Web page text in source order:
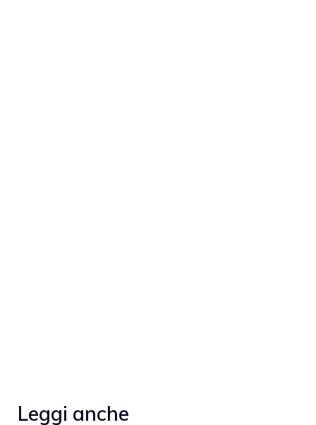
Leggi anche